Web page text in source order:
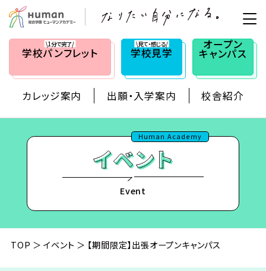
\1分で完了/
学校パンフレット
\見て・感じる/
学校見学
オープン
キャンパス
カレッジ案内 出願・入学案内 校舎紹介
Human Academy
Event
TOP イベント 【期間限定】出張オープンキャンパス